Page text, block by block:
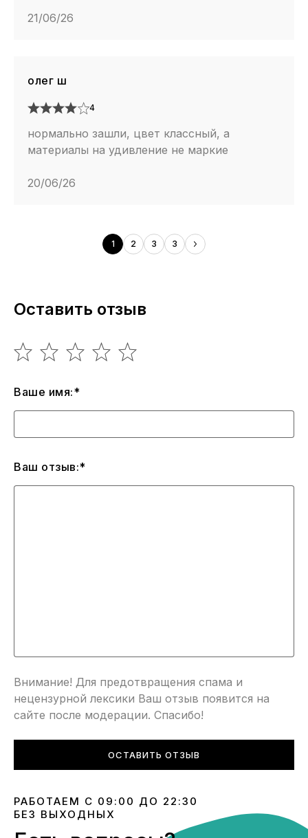
21/06/26
олег ш
4
нормально зашли, цвет классный, а
материалы на удивление не маркие
20/06/26
1 2 3 3
Оставить отзыв
Ваше имя:*
Ваш отзыв:*
Внимание! Для предотвращения спама и
нецензурной лексики Ваш отзыв появится на
сайте после модерации. Спасибо!
ОСТАВИТЬ ОТЗЫВ
РАБОТАЕМ С 09:00 ДО 22:30
БЕЗ ВЫХОДНЫХ